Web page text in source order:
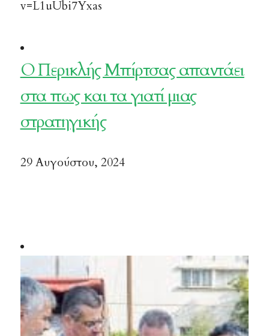
v=L1uUbi7Yxas
Ο Περικλής Μπίρτσας απαντάει
στα πως και τα γιατί μιας
στρατηγικής
29 Αυγούστου, 2024